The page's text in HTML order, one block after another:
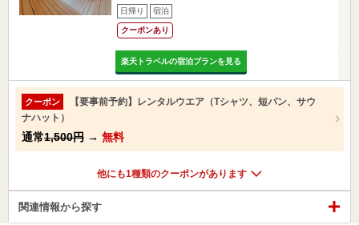
日帰り 宿泊
クーポンあり
楽天トラベルの宿泊プランを見る
クーポン
【要事前予約】レンタルウエア（Tシャツ、短パン、サウ
ナハット）
通常1,500円 → 無料
他にも1種類のクーポンがあります
関連情報から探す